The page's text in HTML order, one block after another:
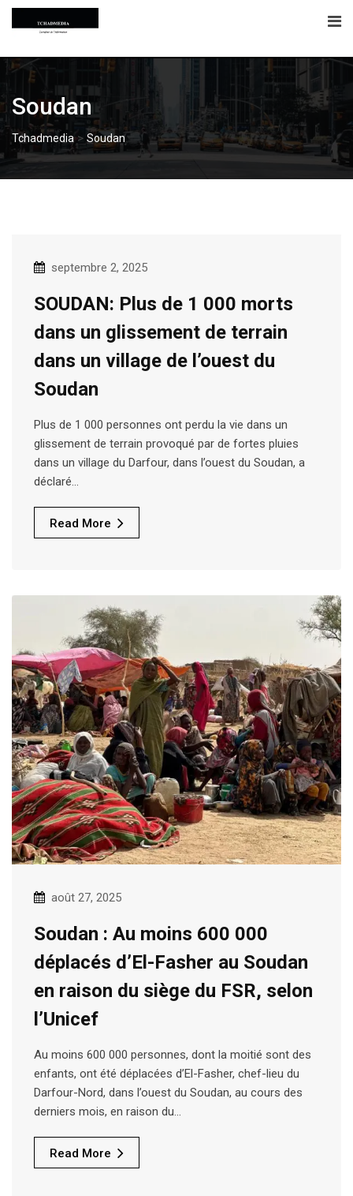
Skip
Soudan
Tchadmedia> Soudan
septembre 2, 2025
SOUDAN: Plus de 1 000 morts
dans un glissement de terrain
dans un village de l’ouest du
Soudan
Plus de 1 000 personnes ont perdu la vie dans un
glissement de terrain provoqué par de fortes pluies
dans un village du Darfour, dans l’ouest du Soudan, a
déclaré…
Read More
août 27, 2025
Soudan : Au moins 600 000
déplacés d’El-Fasher au Soudan
en raison du siège du FSR, selon
l’Unicef
Au moins 600 000 personnes, dont la moitié sont des
enfants, ont été déplacées d’El-Fasher, chef-lieu du
Darfour-Nord, dans l’ouest du Soudan, au cours des
derniers mois, en raison du…
Read More